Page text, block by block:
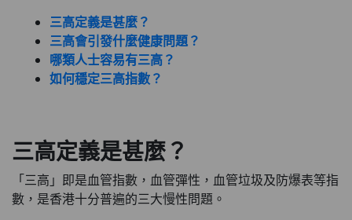
三高定義是甚麼？
三高會引發什麼健康問題？
哪類人士容易有三高？
如何穩定三高指數？
三高定義是甚麼？
「三高」即是血管指數，血管彈性，血管垃圾及防爆表等指
數，是香港十分普遍的三大慢性問題。